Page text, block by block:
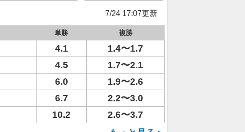
7/24 17:07更新
単勝 複勝
4.1
1.4〜1.7
4.5
1.7〜2.1
6.0
1.9〜2.6
6.7
2.2〜3.0
10.2
2.6〜3.7